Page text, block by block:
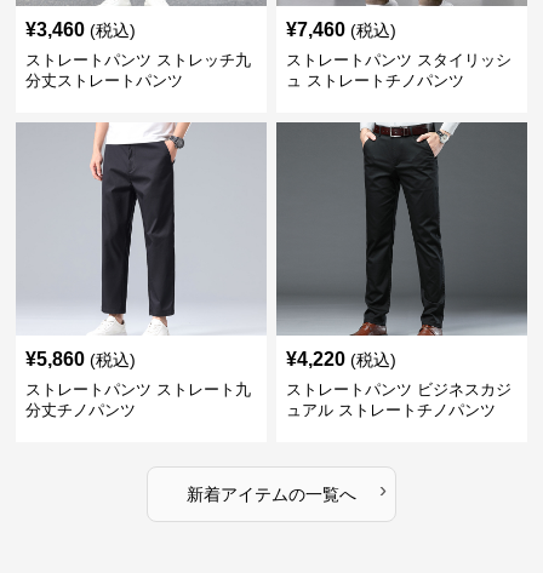
¥3,460 (税込)
ストレートパンツ ストレッチ九
分丈ストレートパンツ
¥7,460 (税込)
ストレートパンツ スタイリッシ
ュ ストレートチノパンツ
¥5,860 (税込)
ストレートパンツ ストレート九
分丈チノパンツ
¥4,220 (税込)
ストレートパンツ ビジネスカジ
ュアル ストレートチノパンツ
新着アイテムの一覧へ ›